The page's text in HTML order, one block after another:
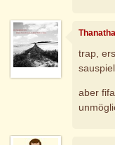
trap,
aber